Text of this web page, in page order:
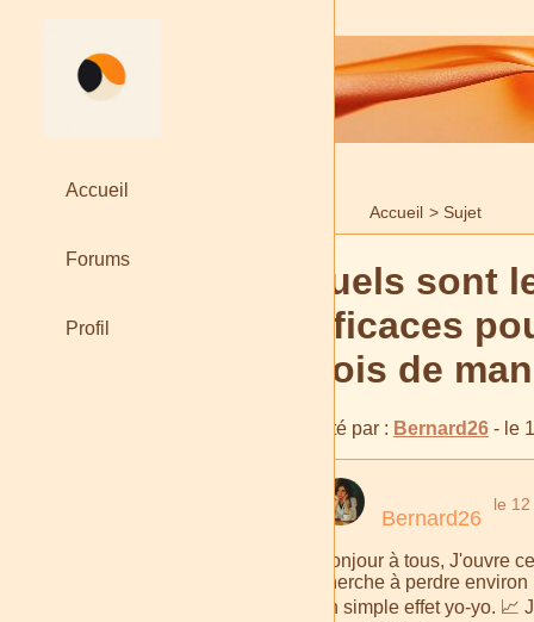
Accueil > Sujet
Accueil
Forums
Profil
Quels sont
efficaces
mois de
Posté par : Bernard26 - le
Bernard26
le
Bonjour à tous, J'ouvre
cherche à perdre
un simple effet yo-yo.